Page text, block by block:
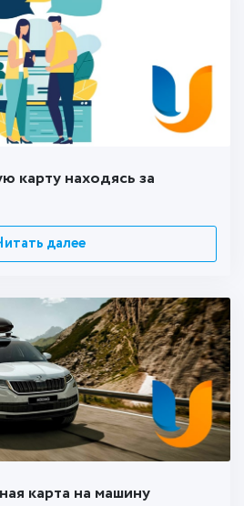
карту находясь за
далее
карта на машину